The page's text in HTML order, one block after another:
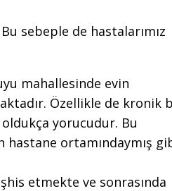
sebeple de hastalarımız
mahallesinde evin
Özellikle de kronik
yorucudur. Bu
hastane ortamındaymış
etmekte ve sonrasında